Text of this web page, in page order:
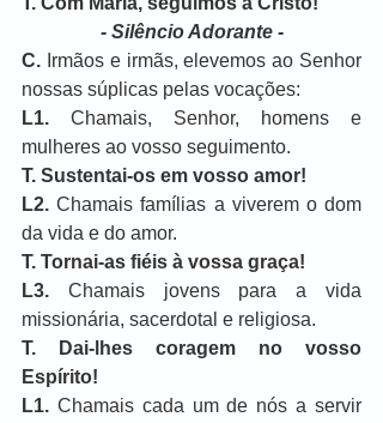
- Silêncio Adorante -
C. Irmãos e irmãs, elevemos ao Senhor
nossas súplicas pelas vocações:
L1. Chamais, Senhor, homens e
mulheres ao vosso seguimento.
T. Sustentai-os em vosso amor!
L2. Chamais famílias a viverem o dom
da vida e do amor.
T. Tornai-as fiéis à vossa graça!
L3. Chamais jovens para a vida
missionária, sacerdotal e religiosa.
T.
Dai-lhes coragem no vosso
Espírito!
L1. Chamais cada um de nós a servir